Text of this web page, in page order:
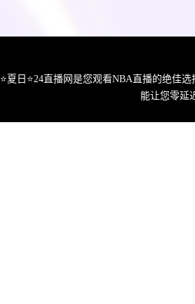
⭐️夏日⭐24直播网是您观看NBA直播的绝佳
能让您零延